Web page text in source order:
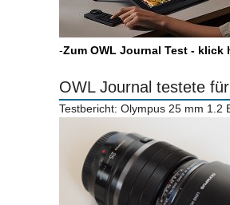
-Zum OWL Journal Test - klick
OWL Journal testete
Testbericht: Olympus 25 mm 1.2